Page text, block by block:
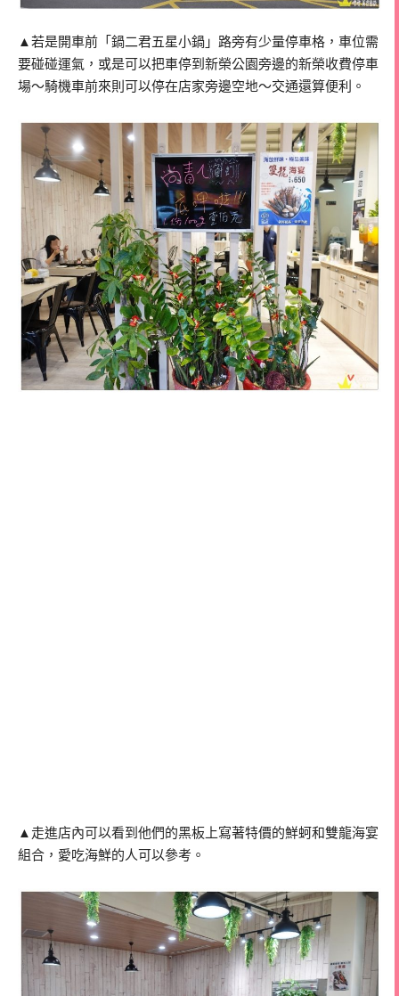
▲若是開車前「鍋二君五星小鍋」路旁有少量停車格，車位需
要碰碰運氣，或是可以把車停到新榮公園旁邊的新榮收費停車
場～騎機車前來則可以停在店家旁邊空地～交通還算便利。
▲走進店內可以看到他們的黑板上寫著特價的鮮蚵和雙龍海宴
組合，愛吃海鮮的人可以參考。